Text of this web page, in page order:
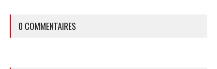
0 COMMENTAIRES